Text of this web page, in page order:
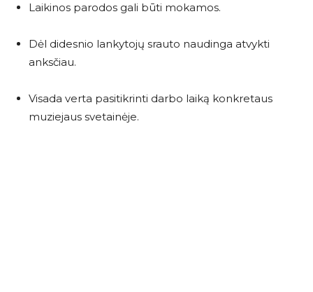
Laikinos parodos gali būti mokamos.
Dėl didesnio lankytojų srauto naudinga atvykti
anksčiau.
Visada verta pasitikrinti darbo laiką konkretaus
muziejaus svetainėje.